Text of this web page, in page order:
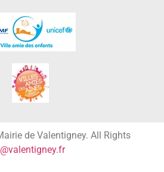
de Valentigney. All Rights